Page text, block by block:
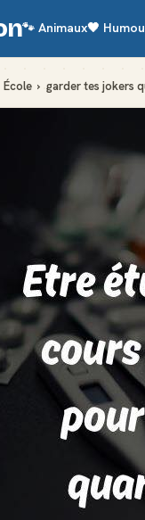
🐾 Animaux🖤
École › garder tes jokers